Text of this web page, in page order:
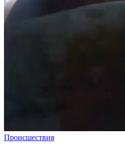
Происшествия